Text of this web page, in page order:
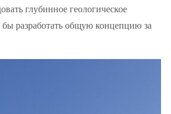
глубинное геологическое
разработать общую концепцию за